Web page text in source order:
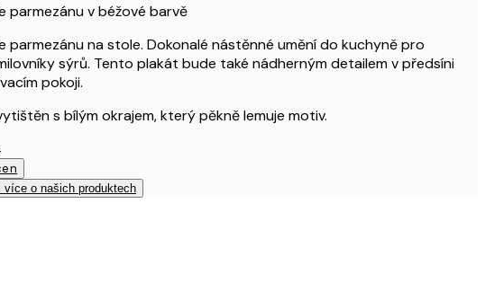
parmezánu v béžové barvě
parmezánu na stole. Dokonalé nástěnné umění do kuchyně pro
sýrů. Tento plakát bude také nádherným detailem v předsíni
pokoji.
s bílým okrajem, který pěkně lemuje motiv.
více o našich produktech